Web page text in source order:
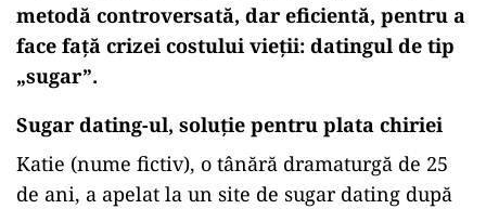
metodă controversată, dar eficientă, pentru a
face față crizei costului vieții: datingul de tip
„sugar”.
Sugar dating-ul, soluţie pentru plata chiriei
Katie (nume fictiv), o tânără dramaturgă de 25
de ani, a apelat la un site de sugar dating după